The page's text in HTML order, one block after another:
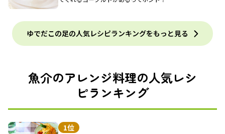
ゆでだこの足の人気レシピランキングをもっと見る
魚介のアレンジ料理の人気レシ
ピランキング
1位